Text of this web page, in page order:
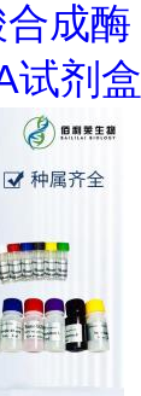
成酶
试剂盒